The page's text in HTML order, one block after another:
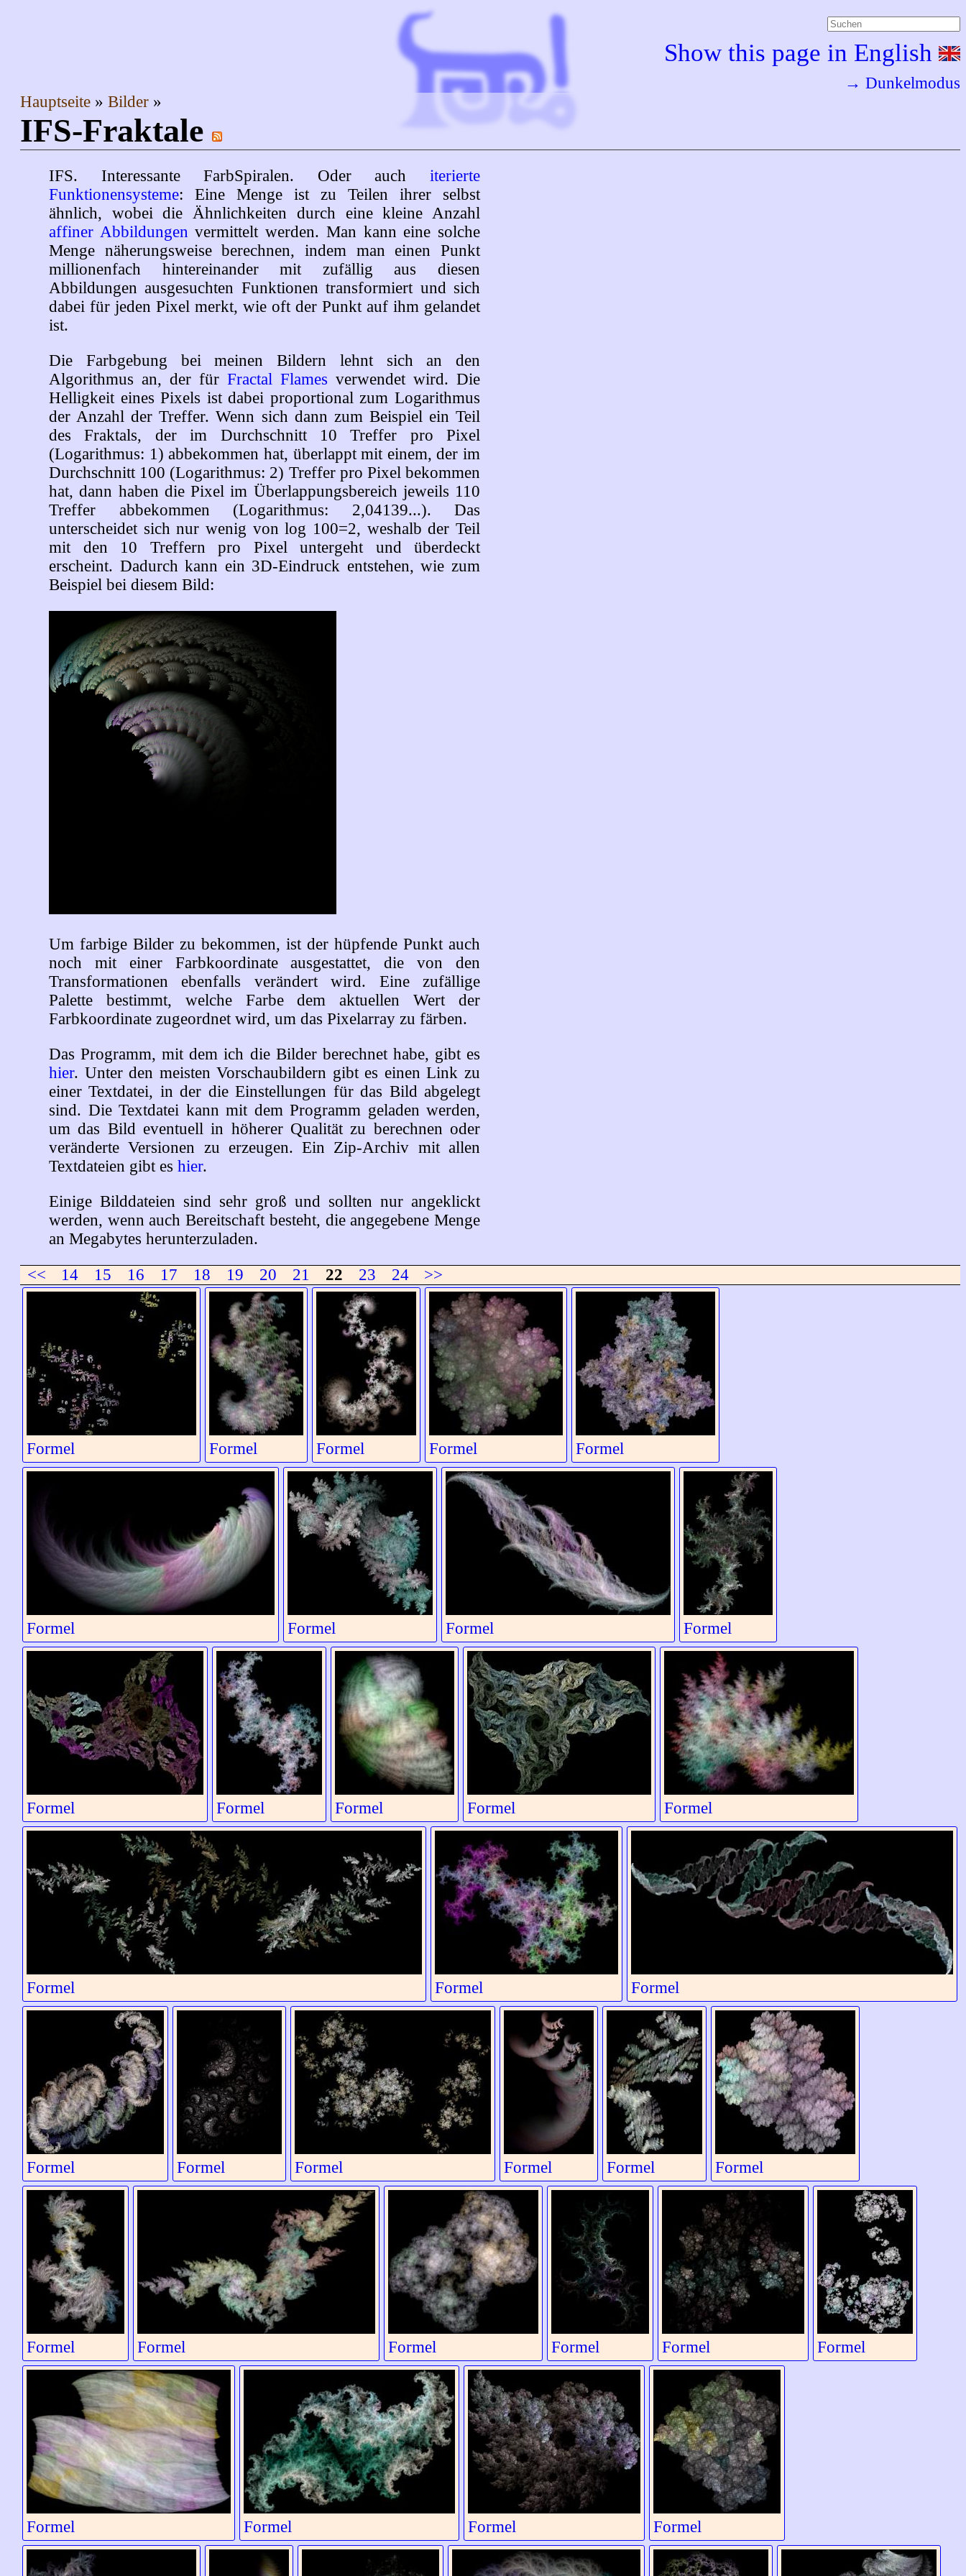
Show this page in English
→ Dunkelmodus
Hauptseite
Bilder
IFS-Fraktale
IFS. Interessante FarbSpiralen. Oder auch iterierte
Funktionensysteme: Eine Menge ist zu Teilen ihrer selbst
ähnlich, wobei die Ähnlichkeiten durch eine kleine Anzahl
affiner Abbildungen vermittelt werden. Man kann eine solche
Menge näherungsweise berechnen, indem man einen Punkt
millionenfach hintereinander mit zufällig aus diesen
Abbildungen ausgesuchten Funktionen transformiert und sich
dabei für jeden Pixel merkt, wie oft der Punkt auf ihm gelandet
ist.
Die Farbgebung bei meinen Bildern lehnt sich an den
Algorithmus an, der für Fractal Flames verwendet wird. Die
Helligkeit eines Pixels ist dabei proportional zum Logarithmus
der Anzahl der Treffer. Wenn sich dann zum Beispiel ein Teil
des Fraktals, der im Durchschnitt 10 Treffer pro Pixel
(Logarithmus: 1) abbekommen hat, überlappt mit einem, der im
Durchschnitt 100 (Logarithmus: 2) Treffer pro Pixel bekommen
hat, dann haben die Pixel im Überlappungsbereich jeweils 110
Treffer abbekommen (Logarithmus: 2,04139...). Das
unterscheidet sich nur wenig von log 100=2, weshalb der Teil
mit den 10 Treffern pro Pixel untergeht und überdeckt
erscheint. Dadurch kann ein 3D-Eindruck entstehen, wie zum
Beispiel bei diesem Bild:
Um farbige Bilder zu bekommen, ist der hüpfende Punkt auch
noch mit einer Farbkoordinate ausgestattet, die von den
Transformationen ebenfalls verändert wird. Eine zufällige
Palette bestimmt, welche Farbe dem aktuellen Wert der
Farbkoordinate zugeordnet wird, um das Pixelarray zu färben.
Das Programm, mit dem ich die Bilder berechnet habe, gibt es
hier. Unter den meisten Vorschaubildern gibt es einen Link zu
einer Textdatei, in der die Einstellungen für das Bild abgelegt
sind. Die Textdatei kann mit dem Programm geladen werden,
um das Bild eventuell in höherer Qualität zu berechnen oder
veränderte Versionen zu erzeugen. Ein Zip-Archiv mit allen
Textdateien gibt es hier.
Einige Bilddateien sind sehr groß und sollten nur angeklickt
werden, wenn auch Bereitschaft besteht, die angegebene Menge
an Megabytes herunterzuladen.
<<
14 15 16 17 18 19 20 21 22 23 24 >>
Formel Formel Formel Formel Formel
Formel Formel Formel Formel
Formel Formel Formel Formel Formel
Formel Formel Formel
Formel Formel Formel Formel Formel Formel
Formel Formel Formel Formel Formel Formel
Formel Formel Formel Formel